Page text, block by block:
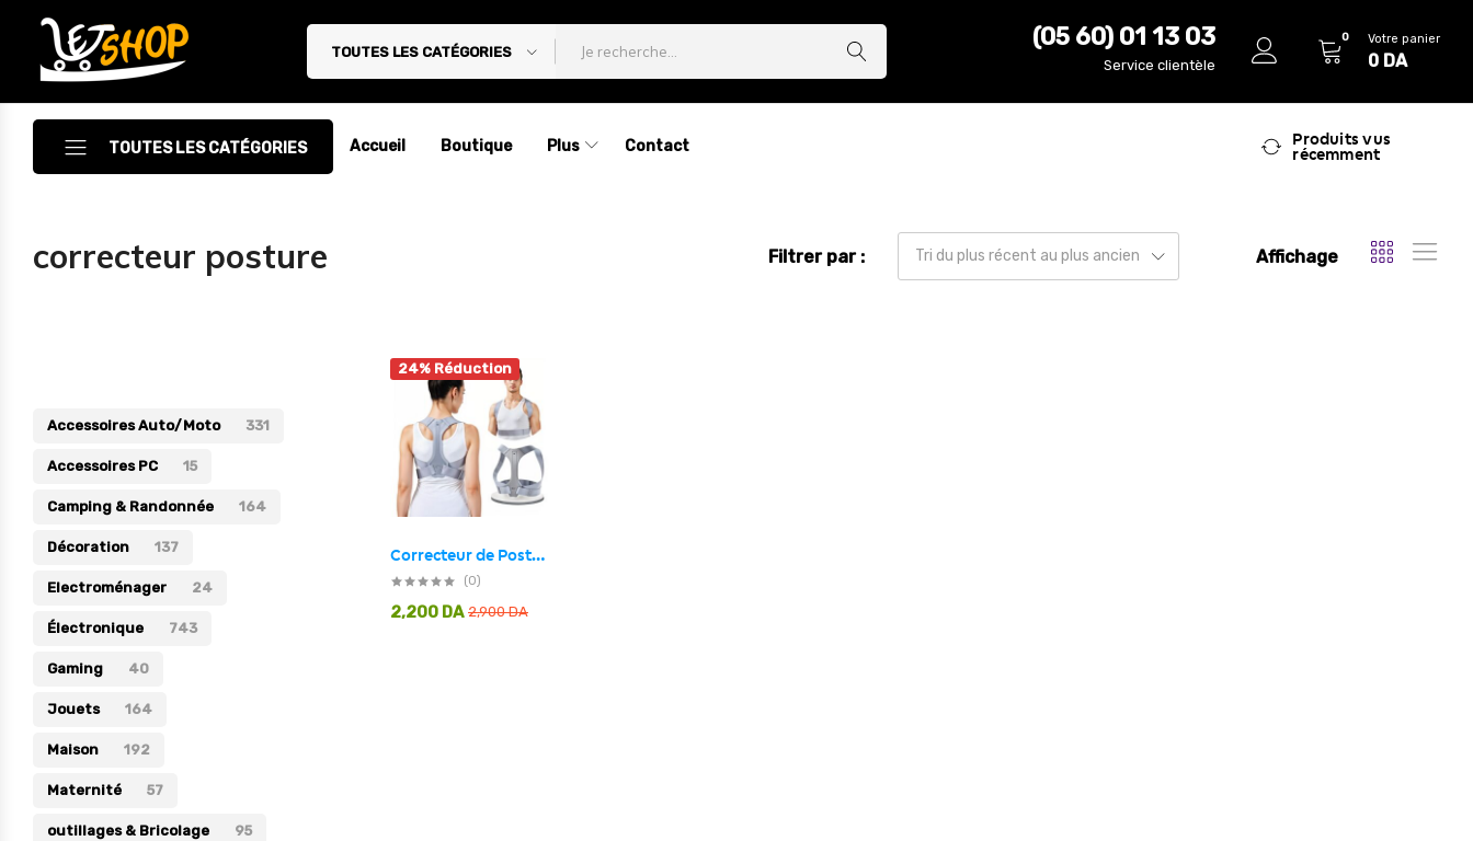
Letshop.dz
TOUTES LES CATÉGORIES
(05 60) 01 13 03
Service clientèle
0 Votre panier
0 DA
TOUTES LES CATÉGORIES
Accessoires Auto/Moto
Décoration
Electroménager
Électronique
Jouets
Maison
Maternité
Outillages & Bricolage
Packs
Sac à dos et Mode
Soins & Beauté
Sport
Accueil Boutique Plus Contact
Produits vus
récemment
correcteur posture Filtrer par : Tri du plus récent au plus ancien Affichage
24% Réduction
Correcteur de Posture Posture Perfect – جهاز تصحيح الوضعية
(0)
2,900DA
2,200 DA
Accessoires Auto/Moto 331
Accessoires PC 15
Camping & Randonnée 164
Décoration 137
Electroménager 24
Électronique 743
Gaming 40
Jouets 164
Maison 192
Maternité 57
outillages & Bricolage 95